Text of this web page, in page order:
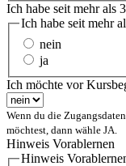
Ich habe seit mehr als
Ich habe seit mehr
nein
ja
Ich möchte vor
Wenn du die
möchtest, dann wähle JA.
Hinweis Vorablernen
Hinweis